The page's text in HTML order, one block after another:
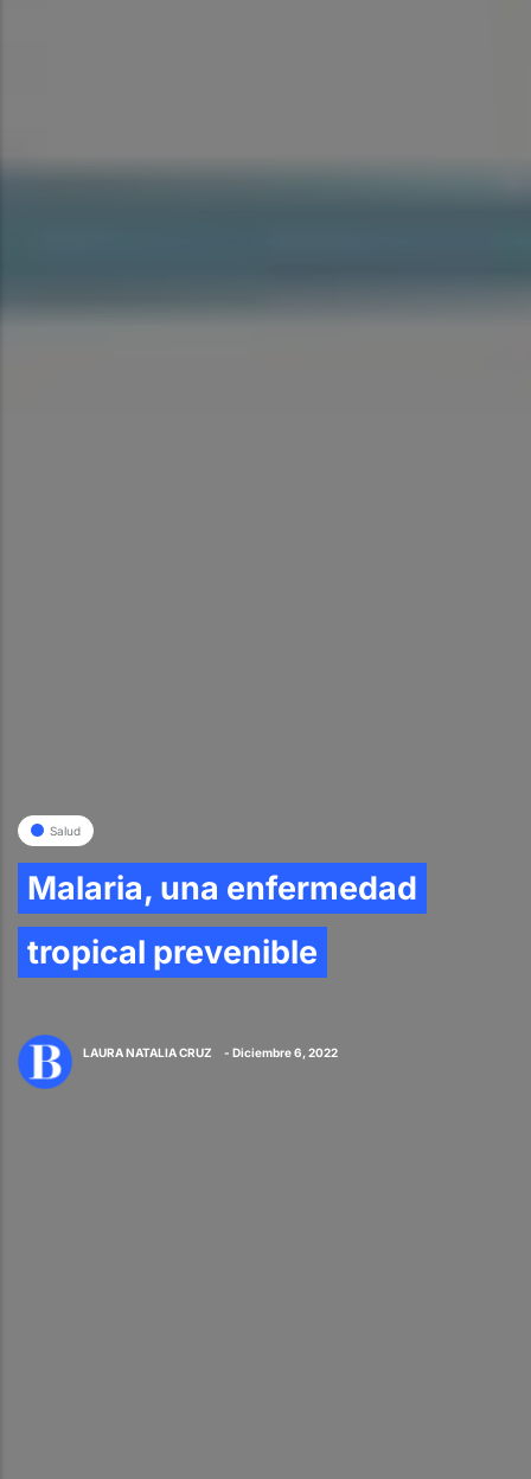
Salud
Malaria, una enfermedad
tropical prevenible
LAURA NATALIA CRUZ - Diciembre 6, 2022